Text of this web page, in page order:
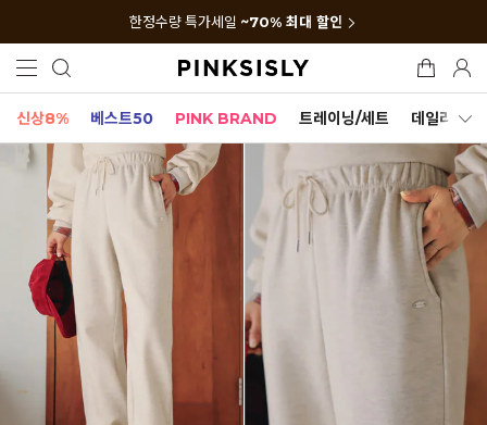
한정수량 특가세일 ~70% 최대 할인
신상8% 베스트50 PINK BRAND 트레이닝/세트 데일리세트